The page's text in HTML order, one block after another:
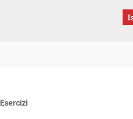
Esercizi